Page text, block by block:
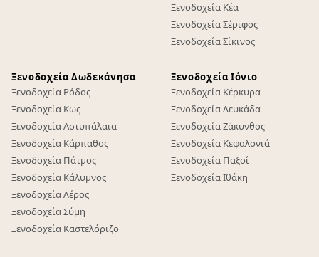
Ξενοδοχεία Κέα
Ξενοδοχεία Σέριφος
Ξενοδοχεία Σίκινος
Ξενοδοχεία Δωδεκάνησα
Ξενοδοχεία Ρόδος
Ξενοδοχεία Κως
Ξενοδοχεία Αστυπάλαια
Ξενοδοχεία Κάρπαθος
Ξενοδοχεία Πάτμος
Ξενοδοχεία Κάλυμνος
Ξενοδοχεία Λέρος
Ξενοδοχεία Σύμη
Ξενοδοχεία Καστελόριζο
Ξενοδοχεία Ιόνιο
Ξενοδοχεία Κέρκυρα
Ξενοδοχεία Λευκάδα
Ξενοδοχεία Ζάκυνθος
Ξενοδοχεία Κεφαλονιά
Ξενοδοχεία Παξοί
Ξενοδοχεία Ιθάκη